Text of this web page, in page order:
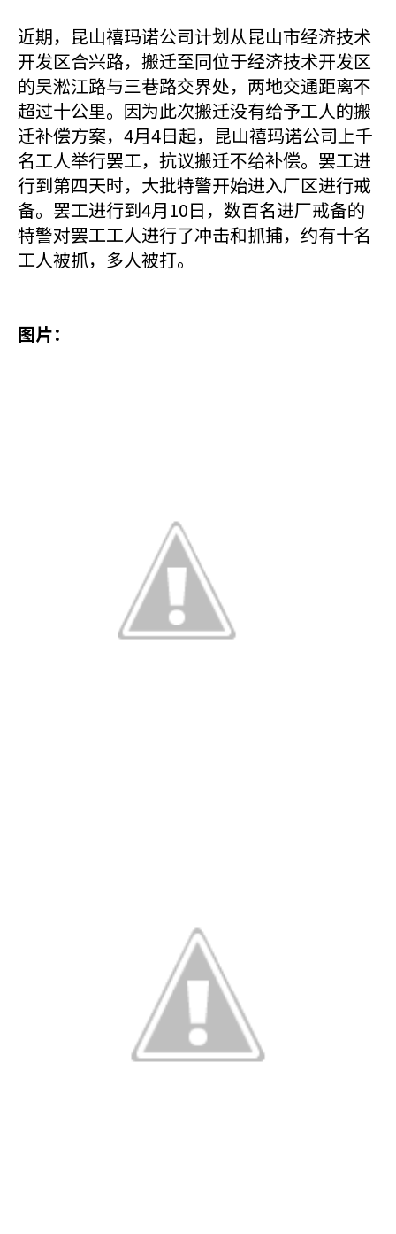
近期，昆山禧玛诺公司计划从昆山市经济技术
开发区合兴路，搬迁至同位于经济技术开发区
的吴淞江路与三巷路交界处，两地交通距离不
超过十公里。因为此次搬迁没有给予工人的搬
迁补偿方案，4月4日起，昆山禧玛诺公司上千
名工人举行罢工，抗议搬迁不给补偿。罢工进
行到第四天时，大批特警开始进入厂区进行戒
备。罢工进行到4月10日，数百名进厂戒备的
特警对罢工工人进行了冲击和抓捕，约有十名
工人被抓，多人被打。
图片：